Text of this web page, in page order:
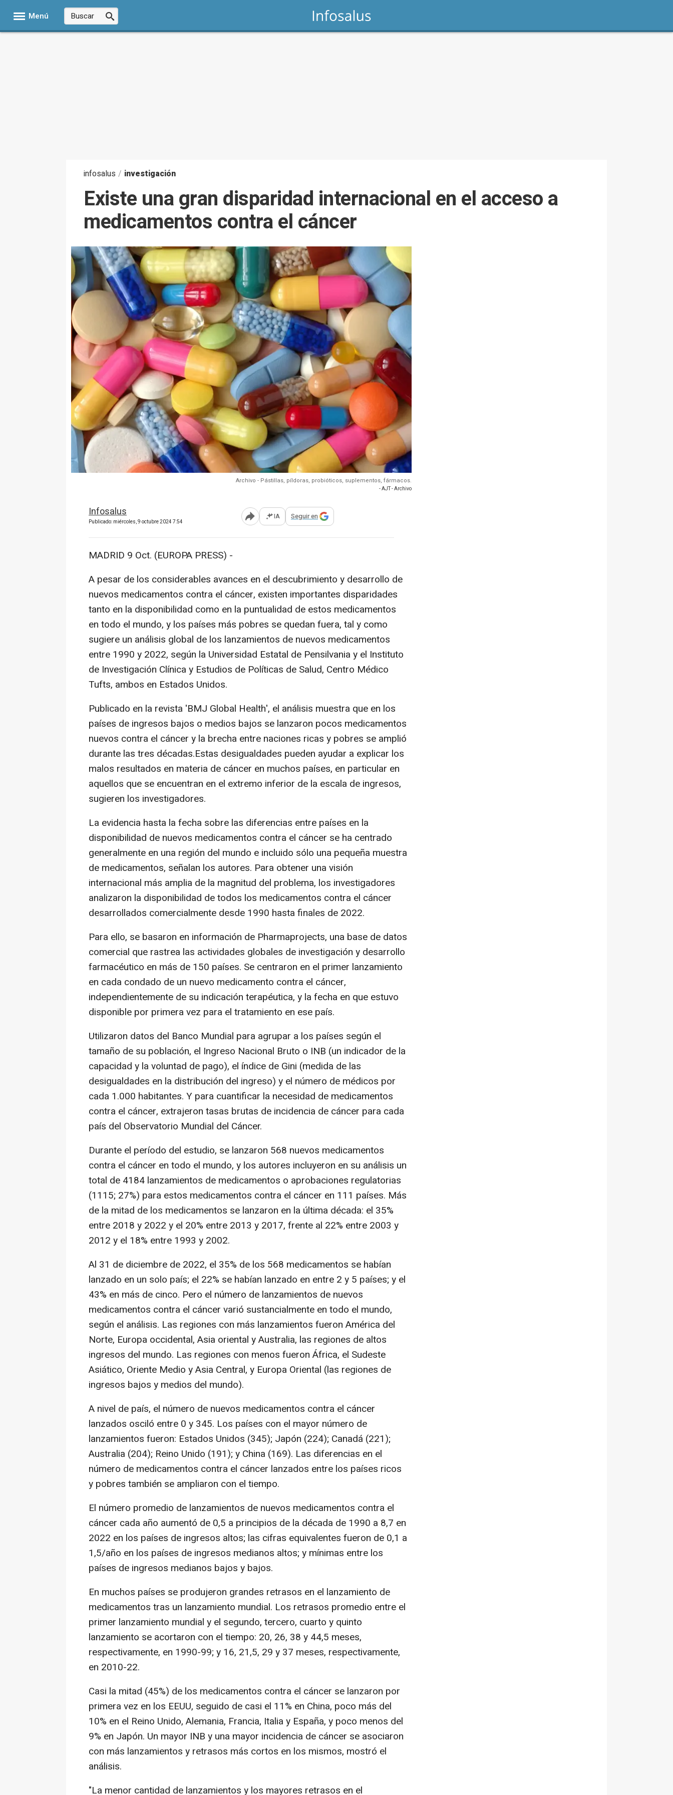
Menú
infosalus / investigación
Existe una gran disparidad internacional en el acceso a
medicamentos contra el cáncer
Archivo - Pástillas, píldoras, probióticos, suplementos, fármacos.
- AJT - Archivo
Infosalus
Publicado: miércoles, 9 octubre 2024 7:54 Abrir opciones para compartir
IA Seguir en
MADRID 9 Oct. (EUROPA PRESS) -
A pesar de los considerables avances en el descubrimiento y desarrollo de
nuevos medicamentos contra el cáncer, existen importantes disparidades
tanto en la disponibilidad como en la puntualidad de estos medicamentos
en todo el mundo, y los países más pobres se quedan fuera, tal y como
sugiere un análisis global de los lanzamientos de nuevos medicamentos
entre 1990 y 2022, según la Universidad Estatal de Pensilvania y el Instituto
de Investigación Clínica y Estudios de Políticas de Salud, Centro Médico
Tufts, ambos en Estados Unidos.
Publicado en la revista 'BMJ Global Health', el análisis muestra que en los
países de ingresos bajos o medios bajos se lanzaron pocos medicamentos
nuevos contra el cáncer y la brecha entre naciones ricas y pobres se amplió
durante las tres décadas.Estas desigualdades pueden ayudar a explicar los
malos resultados en materia de cáncer en muchos países, en particular en
aquellos que se encuentran en el extremo inferior de la escala de ingresos,
sugieren los investigadores.
La evidencia hasta la fecha sobre las diferencias entre países en la
disponibilidad de nuevos medicamentos contra el cáncer se ha centrado
generalmente en una región del mundo e incluido sólo una pequeña muestra
de medicamentos, señalan los autores. Para obtener una visión
internacional más amplia de la magnitud del problema, los investigadores
analizaron la disponibilidad de todos los medicamentos contra el cáncer
desarrollados comercialmente desde 1990 hasta finales de 2022.
Para ello, se basaron en información de Pharmaprojects, una base de datos
comercial que rastrea las actividades globales de investigación y desarrollo
farmacéutico en más de 150 países. Se centraron en el primer lanzamiento
en cada condado de un nuevo medicamento contra el cáncer,
independientemente de su indicación terapéutica, y la fecha en que estuvo
disponible por primera vez para el tratamiento en ese país.
Utilizaron datos del Banco Mundial para agrupar a los países según el
tamaño de su población, el Ingreso Nacional Bruto o INB (un indicador de la
capacidad y la voluntad de pago), el índice de Gini (medida de las
desigualdades en la distribución del ingreso) y el número de médicos por
cada 1.000 habitantes. Y para cuantificar la necesidad de medicamentos
contra el cáncer, extrajeron tasas brutas de incidencia de cáncer para cada
país del Observatorio Mundial del Cáncer.
Durante el período del estudio, se lanzaron 568 nuevos medicamentos
contra el cáncer en todo el mundo, y los autores incluyeron en su análisis un
total de 4184 lanzamientos de medicamentos o aprobaciones regulatorias
(1115; 27%) para estos medicamentos contra el cáncer en 111 países. Más
de la mitad de los medicamentos se lanzaron en la última década: el 35%
entre 2018 y 2022 y el 20% entre 2013 y 2017, frente al 22% entre 2003 y
2012 y el 18% entre 1993 y 2002.
Al 31 de diciembre de 2022, el 35% de los 568 medicamentos se habían
lanzado en un solo país; el 22% se habían lanzado en entre 2 y 5 países; y el
43% en más de cinco. Pero el número de lanzamientos de nuevos
medicamentos contra el cáncer varió sustancialmente en todo el mundo,
según el análisis. Las regiones con más lanzamientos fueron América del
Norte, Europa occidental, Asia oriental y Australia, las regiones de altos
ingresos del mundo. Las regiones con menos fueron África, el Sudeste
Asiático, Oriente Medio y Asia Central, y Europa Oriental (las regiones de
ingresos bajos y medios del mundo).
A nivel de país, el número de nuevos medicamentos contra el cáncer
lanzados osciló entre 0 y 345. Los países con el mayor número de
lanzamientos fueron: Estados Unidos (345); Japón (224); Canadá (221);
Australia (204); Reino Unido (191); y China (169). Las diferencias en el
número de medicamentos contra el cáncer lanzados entre los países ricos
y pobres también se ampliaron con el tiempo.
El número promedio de lanzamientos de nuevos medicamentos contra el
cáncer cada año aumentó de 0,5 a principios de la década de 1990 a 8,7 en
2022 en los países de ingresos altos; las cifras equivalentes fueron de 0,1 a
1,5/año en los países de ingresos medianos altos; y mínimas entre los
países de ingresos medianos bajos y bajos.
En muchos países se produjeron grandes retrasos en el lanzamiento de
medicamentos tras un lanzamiento mundial. Los retrasos promedio entre el
primer lanzamiento mundial y el segundo, tercero, cuarto y quinto
lanzamiento se acortaron con el tiempo: 20, 26, 38 y 44,5 meses,
respectivamente, en 1990-99; y 16, 21,5, 29 y 37 meses, respectivamente,
en 2010-22.
Casi la mitad (45%) de los medicamentos contra el cáncer se lanzaron por
primera vez en los EEUU, seguido de casi el 11% en China, poco más del
10% en el Reino Unido, Alemania, Francia, Italia y España, y poco menos del
9% en Japón. Un mayor INB y una mayor incidencia de cáncer se asociaron
con más lanzamientos y retrasos más cortos en los mismos, mostró el
análisis.
"La menor cantidad de lanzamientos y los mayores retrasos en el